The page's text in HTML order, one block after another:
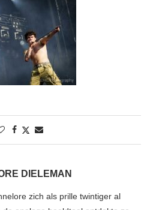
DIELEMAN
zich als prille twintiger al